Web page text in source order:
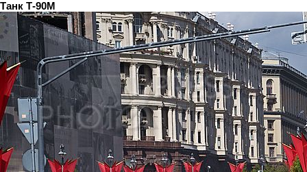
Танк Т-90М